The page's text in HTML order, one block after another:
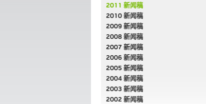
2011 新闻稿
2010 新闻稿
2009 新闻稿
2008 新闻稿
2007 新闻稿
2006 新闻稿
2005 新闻稿
2004 新闻稿
2003 新闻稿
2002 新闻稿